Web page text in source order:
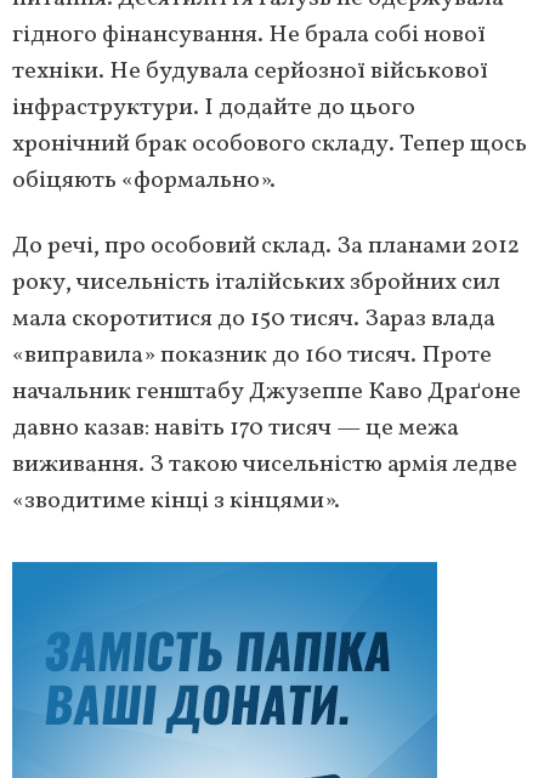
гідного фінансування. Не брала собі нової
техніки. Не будувала серйозної військової
інфраструктури. І додайте до цього
хронічний брак особового складу. Тепер щось
обіцяють «формально».
До речі, про особовий склад. За планами 2012
року, чисельність італійських збройних сил
мала скоротитися до 150 тисяч. Зараз влада
«виправила» показник до 160 тисяч. Проте
начальник генштабу Джузеппе Каво Драґоне
давно казав: навіть 170 тисяч — це межа
виживання. З такою чисельністю армія ледве
«зводитиме кінці з кінцями».